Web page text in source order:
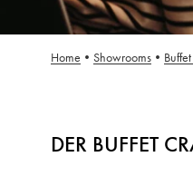
Home • Showrooms •
DER BUFFET